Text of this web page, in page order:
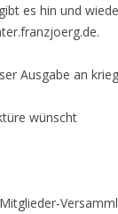
es hin und
Ausgabe an
wünscht